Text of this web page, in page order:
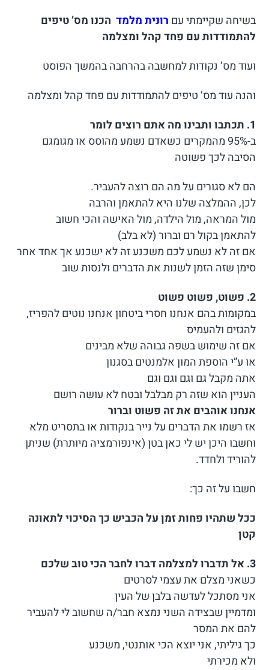
בשיחה שקיימתי עם רונית מלמד הכנו מס’ טיפים
להתמודדות עם פחד קהל ומצלמה
ועוד מס’ נקודות למחשבה בהרחבה בהמשך הפוסט
והנה עוד מס’ טיפים להתמודדות עם פחד קהל ומצלמה
1. תכתבו ותבינו מה אתם רוצים לומר
ב-95% מהמקרים כשאדם נשמע מהוסס או מגומגם
הסיבה לכך פשוטה
הם לא סגורים על מה הם רוצה להעביר.
לכן, ההמלצה שלנו היא להתאמן והרבה
מול המראה, מול הילדה, מול האישה והכי חשוב
להתאמן בקול רם וברור (לא בלב)
אם זה לא נשמע לכם משכנע זה לא ישכנע אך אחד אחר
סימן שזה הזמן לשנות את הדברים ולנסות שוב
2. פשוט, פשוט פשוט
במקומות בהם אנחנו חסרי ביטחון אנחנו נוטים להפריז,
להגזים ולהעמיס
אם זה שימוש בשפה גבוהה שלא מבינים
או ע”י הוספת המון אלמנטים בסגנון
אתה מקבל גם וגם וגם וגם
העניין הוא שזה רק מבלבל ובטח לא עושה רושם
אנחנו אוהבים את זה פשוט וברור
אז רשמו את הדברים על נייר בנקודות או בתסריט מלא
וחשבו היכן יש לי כאן בטן (אינפורמציה מיותרת) שניתן
להוריד ולחדד.
חשבו על זה כך:
ככל שתהיו פחות זמן על הכביש כך הסיכוי לתאונה
קטן
3. אל תדברו למצלמה דברו לחבר הכי טוב שלכם
כשאני מצלם את עצמי לסרטים
אני מסתכל לעדשה בלבן של העין
ומדמיין שבצידה השני נמצא חבר/ה שחשוב לי להעביר
להם את המסר
כך גיליתי, אני יוצא הכי אותנטי, משכנע
ולא מכירתי